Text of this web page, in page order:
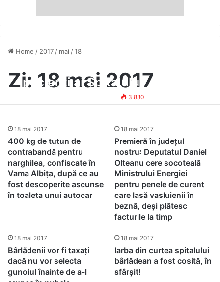
Home / 2017 / mai /18
Zi: 18 mai 2017
pacienți ai Spitalului
Județean, furate din saloane,
3.880
18 mai 2017
400 kg de tutun de
contrabandă pentru
narghilea, confiscate în
Vama Albița, după ce au
fost descoperite ascunse
în toaleta unui autocar
18 mai 2017
Premieră în județul
nostru꞉ Deputatul Daniel
Olteanu cere socoteală
Ministrului Energiei
pentru penele de curent
care lasă vasluienii în
beznă, deși plătesc
facturile la timp
18 mai 2017
Bârlădenii vor fi taxați
dacă nu vor selecta
gunoiul înainte de a-l
18 mai 2017
Iarba din curtea spitalului
bârlădean a fost cosită, în
sfârșit!